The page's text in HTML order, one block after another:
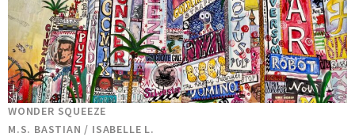
WONDER SQUEEZE
M.S. BASTIAN / ISABELLE L.